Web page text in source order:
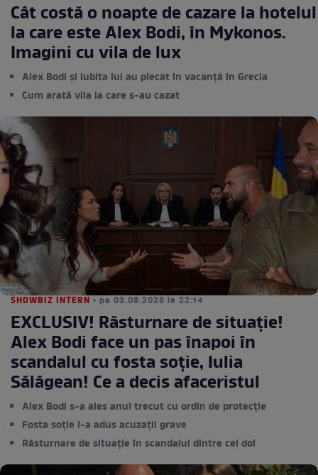
Cât costă o noapte de cazare la hotelul
la care este Alex Bodi, în Mykonos.
Imagini cu vila de lux
Alex Bodi și iubita lui au plecat în vacanță în Grecia
Cum arată vila la care s-au cazat
SHOWBIZ INTERN • pe 03.08.2026 la 22:14
EXCLUSIV! Răsturnare de situație!
Alex Bodi face un pas înapoi în
scandalul cu fosta soție, Iulia
Sălăgean! Ce a decis afaceristul
Alex Bodi s-a ales anul trecut cu ordin de protecție
Fosta soție i-a adus acuzații grave
Răsturnare de situație în scandalul dintre cei doi